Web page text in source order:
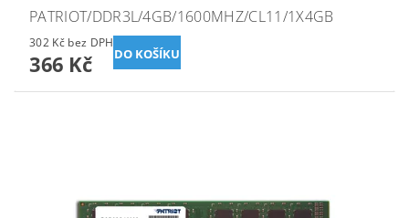
PATRIOT/DDR3L/4GB/1600MHZ/CL11/1X4GB
302 Kč bez DPH
366 Kč